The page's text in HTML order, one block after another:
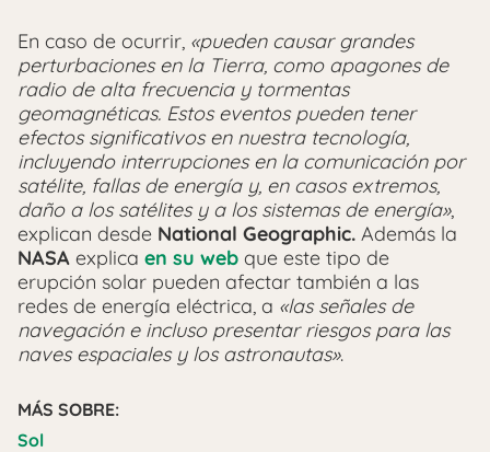
En caso de ocurrir, «pueden causar grandes
perturbaciones en la Tierra, como apagones de
radio de alta frecuencia y tormentas
geomagnéticas. Estos eventos pueden tener
efectos significativos en nuestra tecnología,
incluyendo interrupciones en la comunicación por
satélite, fallas de energía y, en casos extremos,
daño a los satélites y a los sistemas de energía»,
explican desde National Geographic. Además la
NASA explica en su web que este tipo de
erupción solar pueden afectar también a las
redes de energía eléctrica, a «las señales de
navegación e incluso presentar riesgos para las
naves espaciales y los astronautas».
MÁS SOBRE:
Sol